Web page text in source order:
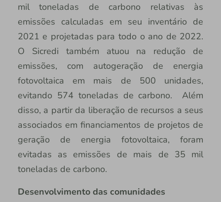
mil toneladas de carbono relativas às
emissões calculadas em seu inventário de
2021 e projetadas para todo o ano de 2022.
O Sicredi também atuou na redução de
emissões, com autogeração de energia
fotovoltaica em mais de 500 unidades,
evitando 574 toneladas de carbono. Além
disso, a partir da liberação de recursos a seus
associados em financiamentos de projetos de
geração de energia fotovoltaica, foram
evitadas as emissões de mais de 35 mil
toneladas de carbono.
Desenvolvimento das comunidades